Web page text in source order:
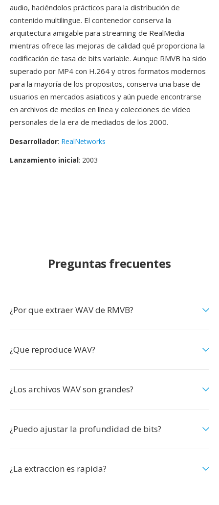
audio, haciéndolos prácticos para la distribución de
contenido multilingue. El contenedor conserva la
arquitectura amigable para streaming de RealMedia
mientras ofrece las mejoras de calidad qué proporciona la
codificación de tasa de bits variable. Aunque RMVB ha sido
superado por MP4 con H.264 y otros formatos modernos
para la mayoría de los propositos, conserva una base de
usuarios en mercados asiaticos y aún puede encontrarse
en archivos de medios en línea y colecciones de vídeo
personales de la era de mediados de los 2000.
Desarrollador: RealNetworks
Lanzamiento inicial: 2003
Preguntas frecuentes
¿Por que extraer WAV de RMVB?
¿Que reproduce WAV?
¿Los archivos WAV son grandes?
¿Puedo ajustar la profundidad de bits?
¿La extraccion es rapida?